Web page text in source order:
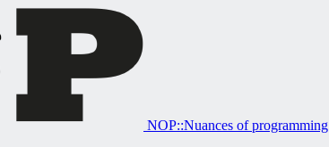
NOP::Nuances of programming